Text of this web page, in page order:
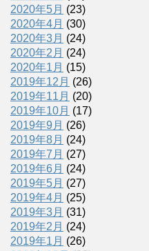
2020年5月 (23)
2020年4月 (30)
2020年3月 (24)
2020年2月 (24)
2020年1月 (15)
2019年12月 (26)
2019年11月 (20)
2019年10月 (17)
2019年9月 (26)
2019年8月 (24)
2019年7月 (27)
2019年6月 (24)
2019年5月 (27)
2019年4月 (25)
2019年3月 (31)
2019年2月 (24)
2019年1月 (26)